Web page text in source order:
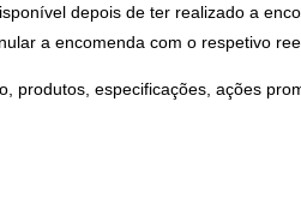
depois de ter realizado a
a encomenda com o respetivo
produtos, especificações, ações